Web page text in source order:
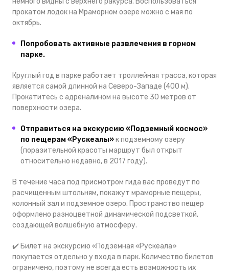
прокатом лодок на Мраморном озере можно с мая по
октябрь.
Попробовать активные развлечения в горном
парке.
Круглый год в парке работает троллейная трасса, которая
является самой длинной на Северо-Западе (400 м).
Прокатитесь с адреналином на высоте 30 метров от
поверхности озера.
Отправиться на экскурсию «Подземный космос»
по пещерам «Рускеалы»к подземному озеру
(поразительной красоты маршрут был открыт
относительно недавно, в 2017 году).
В течение часа под присмотром гида вас проведут по
расчищенным штольням, покажут мраморные пещеры,
колонный зал и подземное озеро. Пространство пещер
оформлено разноцветной динамической подсветкой,
создающей волшебную атмосферу.
✔️ Билет на экскурсию «Подземная «Рускеала»
покупается отдельно у входа в парк. Количество билетов
ограничено, поэтому не всегда есть возможность их